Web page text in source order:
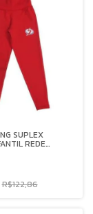
SUPLEX
REDE
R$122,86